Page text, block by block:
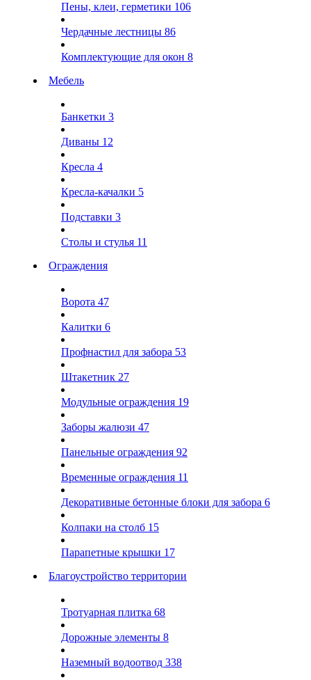
Пены, клеи, герметики 106
Чердачные лестницы 86
Комплектующие для окон 8
Мебель
Банкетки 3
Диваны 12
Кресла 4
Кресла-качалки 5
Подставки 3
Столы и стулья 11
Ограждения
Ворота 47
Калитки 6
Профнастил для забора 53
Штакетник 27
Модульные ограждения 19
Заборы жалюзи 47
Панельные ограждения 92
Временные ограждения 11
Декоративные бетонные блоки для забора 6
Колпаки на столб 15
Парапетные крышки 17
Благоустройство территории
Тротуарная плитка 68
Дорожные элементы 8
Наземный водоотвод 338